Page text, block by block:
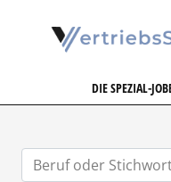
DIE SPEZIAL-